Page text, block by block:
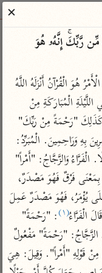
مصاحف معاجم
معاصرة
الميسر
المختصر في
التفسير
تفسير السعدي
أيسر التفاسير
✕
﴿أَمۡرࣰا مِّنۡ عِندِنَاۤۚ إِنَّا كُنَّا مُرۡسِلِینَ ۝٥ رَحۡمَةࣰ مِّن رَّبِّكَۚ إِنَّهُۥ هُوَ
الْفَرَّاءُ(١)